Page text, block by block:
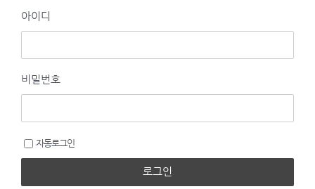
아이디
비밀번호
자동로그인
로그인